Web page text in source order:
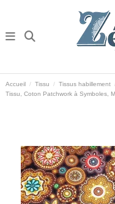
Accueil Tissu Tissus habillement
Tissu, Coton Patchwork à Symboles,